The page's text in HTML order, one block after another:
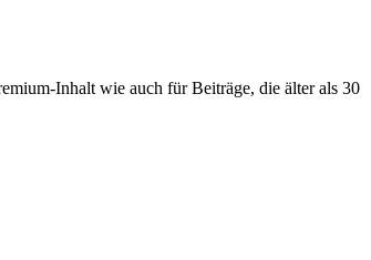
Inhalt wie auch für Beiträge, die älter als 30